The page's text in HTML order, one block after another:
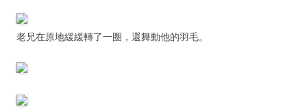
老兄在原地緩緩轉了一圈，還舞動他的羽毛。